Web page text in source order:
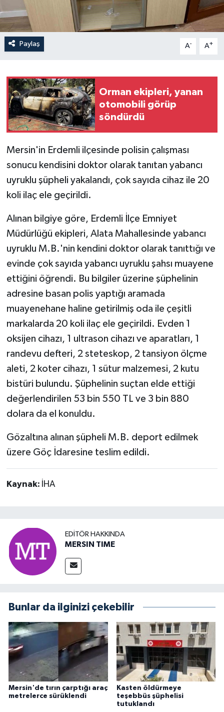
Paylaş A- A+
Orman ekipleri, yanan
otomobili görüp
söndürdü
Mersin'in Erdemli ilçesinde polisin çalışması
sonucu kendisini doktor olarak tanıtan yabancı
uyruklu şüpheli yakalandı, çok sayıda cihaz ile 20
koli ilaç ele geçirildi.
Alınan bilgiye göre, Erdemli İlçe Emniyet
Müdürlüğü ekipleri, Alata Mahallesinde yabancı
uyruklu M.B.'nin kendini doktor olarak tanıttığı ve
evinde çok sayıda yabancı uyruklu şahsı muayene
ettiğini öğrendi. Bu bilgiler üzerine şüphelinin
adresine basan polis yaptığı aramada
muayenehane haline getirilmiş oda ile çeşitli
markalarda 20 koli ilaç ele geçirildi. Evden 1
oksijen cihazı, 1 ultrason cihazı ve aparatları, 1
randevu defteri, 2 steteskop, 2 tansiyon ölçme
aleti, 2 koter cihazı, 1 sütur malzemesi, 2 kutu
bistüri bulundu. Şüphelinin suçtan elde ettiği
değerlendirilen 53 bin 550 TL ve 3 bin 880
dolara da el konuldu.
Gözaltına alınan şüpheli M.B. deport edilmek
üzere Göç İdaresine teslim edildi.
Kaynak: İHA
EDITÖR HAKKINDA
MERSIN TIME
Bunlar da ilginizi çekebilir
Mersin'de tırın çarptığı araç
metrelerce sürüklendi
Kasten öldürmeye
teşebbüs şüphelisi
tutuklandı